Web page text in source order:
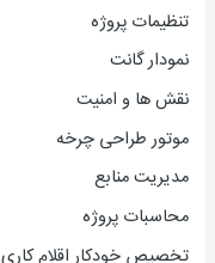
تنظیمات پروژه
نمودار گانت
نقش ها و امنیت
موتور طراحی چرخه
مدیریت منابع
محاسبات پروژه
تخصیص خودکار اقلام کاری